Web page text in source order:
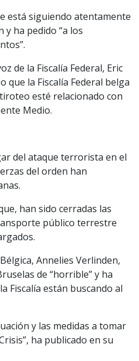
está siguiendo atentamente
y ha pedido “a los
de la Fiscalía Federal, Eric
que la Fiscalía Federal belga
esté relacionado con
Medio.
del ataque terrorista en el
del orden han
han sido cerradas las
público terrestre
Annelies Verlinden,
de “horrible” y ha
Fiscalía están buscando al
y las medidas a tomar
ha publicado en su